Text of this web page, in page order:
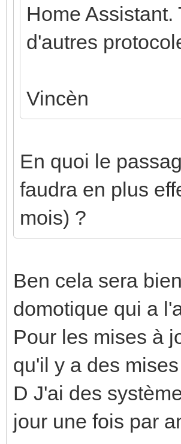
Home
d'autres
Vincèn
En quoi le
faudra en plus
mois) ?
Ben cela sera
domotique qui a
Pour les mises à
qu'il y a des
D J'ai des
jour une fois par